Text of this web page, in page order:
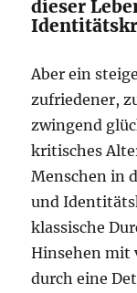
dieser
Aber ein
zufriedener,
zwingend
kritisches
Menschen in
und
klassische
Hinsehen mit
durch eine